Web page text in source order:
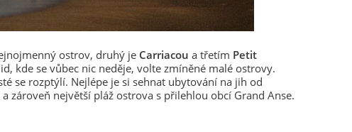
ostrov, druhý je Carriacoua třetím Petit
kde se vůbec nic neděje, volte zmíněné malé ostrovy.
se rozptýlí. Nejlépe je si sehnat ubytování na jih od
zároveň největší pláž ostrova s přilehlou obcí Grand Anse.